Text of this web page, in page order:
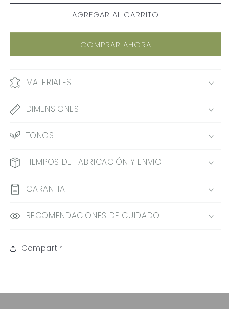
PARA
CANASTA
PARA
SILLA
CANASTA
AGREGAR AL CARRITO
COMPRAR AHORA
MATERIALES
DIMENSIONES
TONOS
TIEMPOS DE FABRICACIÓN Y ENVIO
GARANTIA
RECOMENDACIONES DE CUIDADO
Compartir